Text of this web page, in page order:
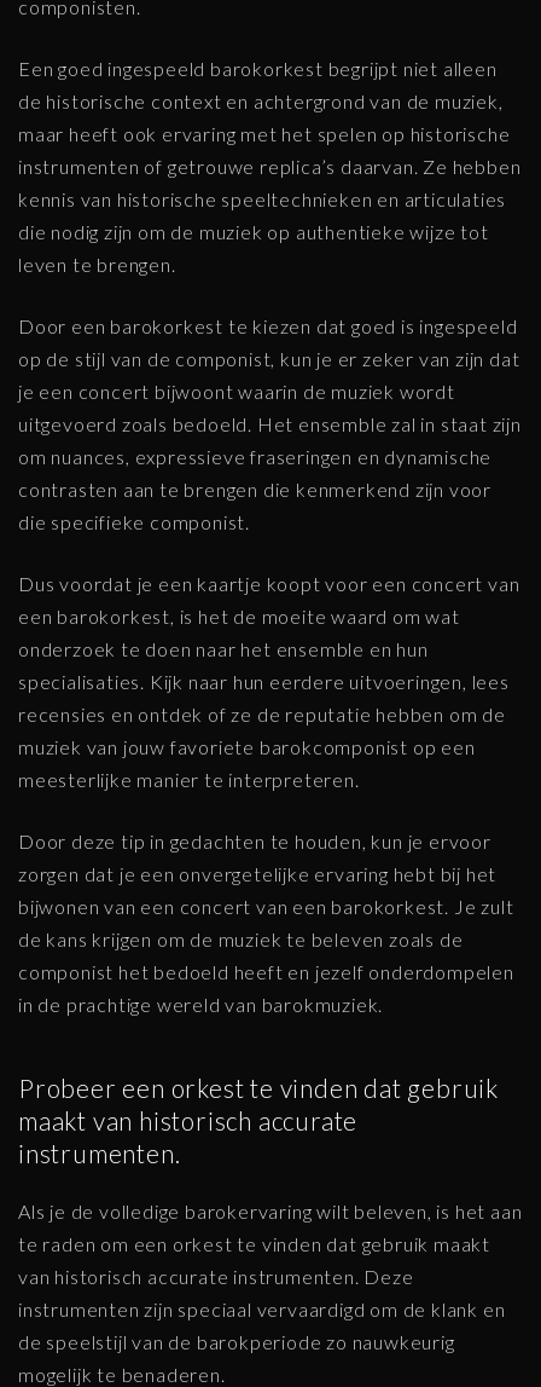
componisten.
Een goed ingespeeld barokorkest begrijpt niet alleen
de historische context en achtergrond van de muziek,
maar heeft ook ervaring met het spelen op historische
instrumenten of getrouwe replica’s daarvan. Ze hebben
kennis van historische speeltechnieken en articulaties
die nodig zijn om de muziek op authentieke wijze tot
leven te brengen.
Door een barokorkest te kiezen dat goed is ingespeeld
op de stijl van de componist, kun je er zeker van zijn dat
je een concert bijwoont waarin de muziek wordt
uitgevoerd zoals bedoeld. Het ensemble zal in staat zijn
om nuances, expressieve fraseringen en dynamische
contrasten aan te brengen die kenmerkend zijn voor
die specifieke componist.
Dus voordat je een kaartje koopt voor een concert van
een barokorkest, is het de moeite waard om wat
onderzoek te doen naar het ensemble en hun
specialisaties. Kijk naar hun eerdere uitvoeringen, lees
recensies en ontdek of ze de reputatie hebben om de
muziek van jouw favoriete barokcomponist op een
meesterlijke manier te interpreteren.
Door deze tip in gedachten te houden, kun je ervoor
zorgen dat je een onvergetelijke ervaring hebt bij het
bijwonen van een concert van een barokorkest. Je zult
de kans krijgen om de muziek te beleven zoals de
componist het bedoeld heeft en jezelf onderdompelen
in de prachtige wereld van barokmuziek.
Probeer een orkest te vinden dat gebruik
maakt van historisch accurate
instrumenten.
Als je de volledige barokervaring wilt beleven, is het aan
te raden om een orkest te vinden dat gebruik maakt
van historisch accurate instrumenten. Deze
instrumenten zijn speciaal vervaardigd om de klank en
de speelstijl van de barokperiode zo nauwkeurig
mogelijk te benaderen.